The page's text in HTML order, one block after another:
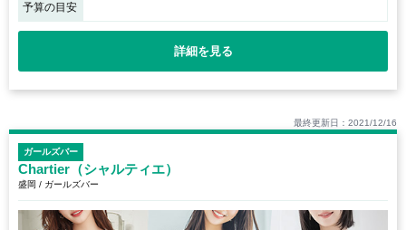
予算の目安
詳細を見る
最終更新日：2021/12/16
ガールズバー
Chartier（シャルティエ）
盛岡 / ガールズバー